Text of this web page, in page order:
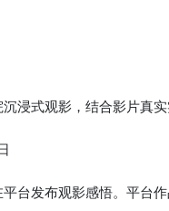
式观影，结合影片真实
发布观影感悟。平台作